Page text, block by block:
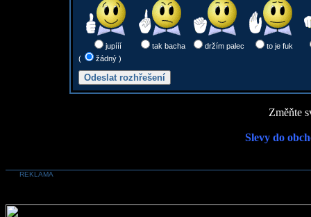
jupííí tak bacha držím palec
to je fuk
(
žádný )
Změňte
Slevy do
REKLAMA